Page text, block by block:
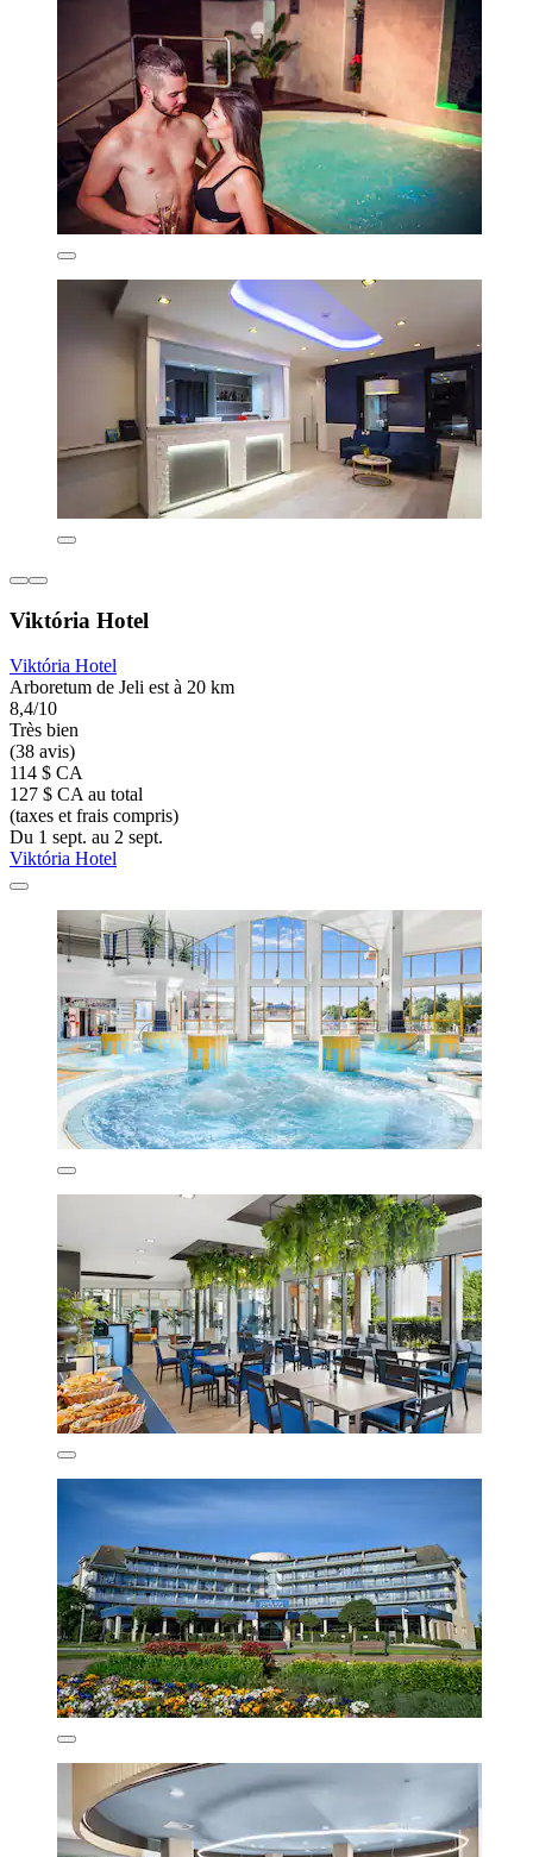
Viktória Hotel
Viktória Hotel
Arboretum de Jeli est à 20 km
8,4/10
Très bien
(38 avis)
114 $ CA
127 $ CA au total
(taxes et frais compris)
Du 1 sept. au 2 sept.
Viktória Hotel